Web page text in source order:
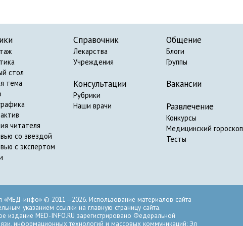
стол
тема
читателя
со звездой
с экспертом
Справочник
Лекарства
Учреждения
Консультации
Рубрики
Наши врачи
Общение
Блоги
Группы
Вакансии
Развлечение
Конкурсы
Медицинский гороскоп
Тесты
«МЕД-инфо» © 2011—2026. Использование материалов сайта
указанием ссылки на главную страницу сайта.
издание MED-INFO.RU зарегистрировано Федеральной
информационных технологий и массовых коммуникаций: Эл